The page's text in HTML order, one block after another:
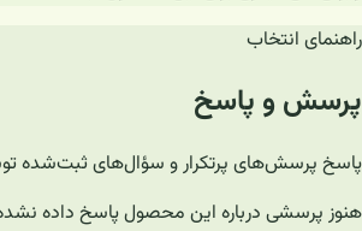
راهنمای انتخاب
پرسش و پاسخ
پاسخ پرسش‌های پرتکرار و سؤال‌های ثبت‌شده
هنوز پرسشی درباره این محصول پاسخ داده